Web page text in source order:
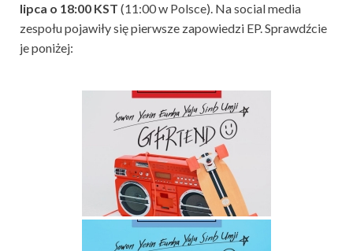
lipca o 18:00 KST (11:00 w Polsce). Na social media
zespołu pojawiły się pierwsze zapowiedzi EP. Sprawdźcie
je poniżej: